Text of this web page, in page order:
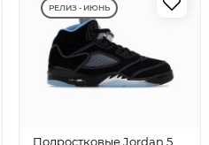
РЕЛИЗ - ИЮНЬ
Подростковые Jordan 5